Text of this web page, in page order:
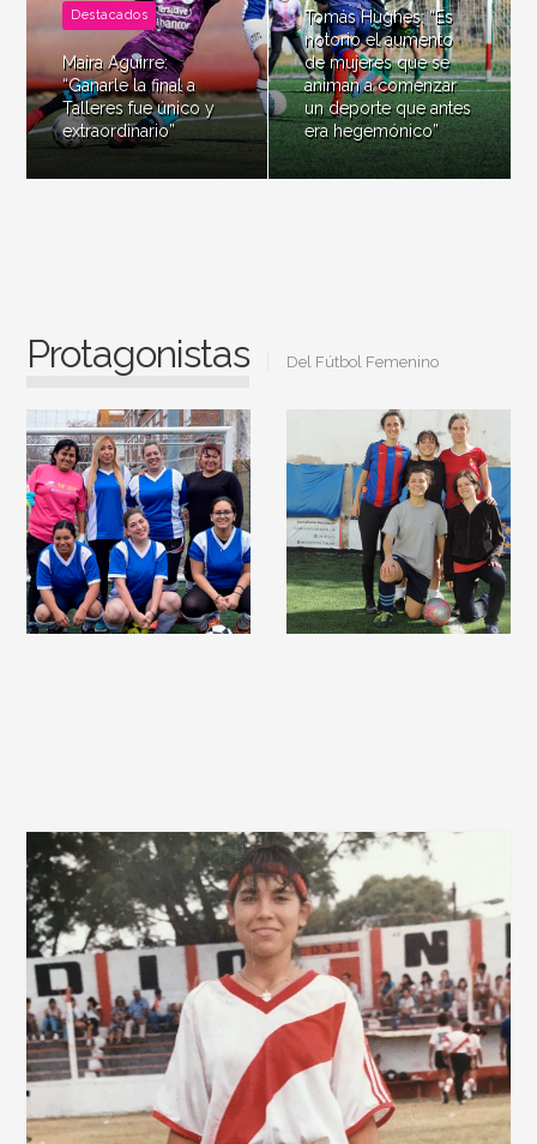
Destacados
Maira Aguirre:
“Ganarle la final a
Talleres fue único y
extraordinario”
Tomás Hughes: “Es
notorio el aumento
de mujeres que se
animan a comenzar
un deporte que antes
era hegemónico”
Protagonistas Del Fútbol Femenino